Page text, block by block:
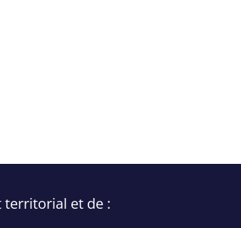
territorial et de :